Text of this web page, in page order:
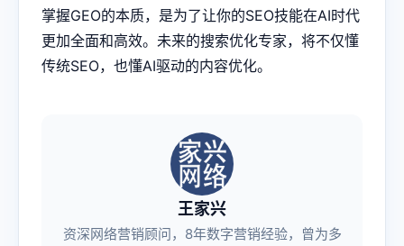
掌握GEO的本质，是为了让你的SEO技能在AI时代
更加全面和高效。未来的搜索优化专家，将不仅懂
传统SEO，也懂AI驱动的内容优化。
王家兴
资深网络营销顾问，8年数字营销经验，曾为多